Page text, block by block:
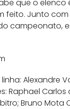
que o
feito. Junto
campeonato,
Alexandre
Raphael
Bruno Mota